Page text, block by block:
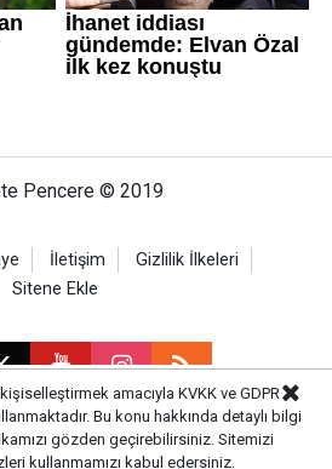
Pencere © 2019
İletişim
Gizlilik İlkeleri
Sitene Ekle
amacıyla KVKK ve GDPR
Bu konu hakkında detaylı bilgi
gözden geçirebilirsiniz. Sitemizi
kullanmamızı kabul edersiniz.